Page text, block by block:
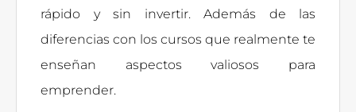
rápido y sin invertir. Además de las
diferencias con los cursos que realmente te
enseñan aspectos valiosos para
emprender.